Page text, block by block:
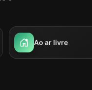
Ao ar livre